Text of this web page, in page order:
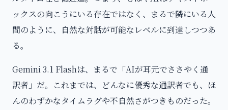
ックスの向こうにいる存在ではなく、まるで隣にいる人
間のように、自然な対話が可能なレベルに到達しつつあ
る。
Gemini 3.1 Flashは、まるで「AIが耳元でささやく通
訳者」だ。これまでは、どんなに優秀な通訳者でも、ほ
んのわずかなタイムラグや不自然さがつきものだった。